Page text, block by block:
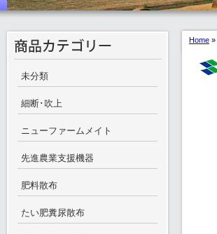
未分類
細断･吹上
ニューファームメイト
先進農業支援機器
肥料散布
たい肥糞尿散布
Home »